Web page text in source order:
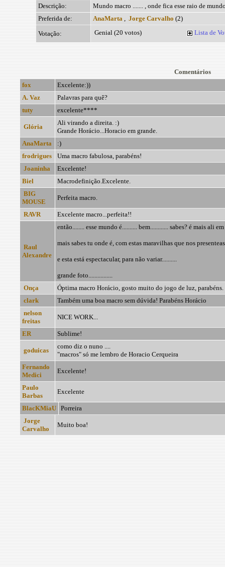
Descrição:
Mundo macro ....... , onde fica esse raio de
Preferida de:
AnaMarta , Jorge Carvalho (2)
Votação:
Genial (20 votos) Lista de
Comentários
fox
Excelente:))
A. Vaz
Palavras para quê?
tuty
excelente****
Glória
Ali virando a direita. :)
Grande Horácio...Horacio em grande.
AnaMarta
:)
frodrigues
Uma macro fabulosa, parabéns!
Joaninha
Excelente!
Biel
Macrodefinição.Excelente.
BIG
MOUSE
Perfeita macro.
RAVR Excelente macro...perfeita!!
Raul
Alexandre
então........ esse mundo é.......... bem............ sabes? é mais ali
mais sabes tu onde é, com estas maravilhas que nos
e esta está espectacular, para não variar..........
grande foto................
Onça
Óptima macro Horácio, gosto muito do jogo de luz, parabéns.
clark
Também uma boa macro sem dúvida! Parabéns Horácio
nelson
freitas
NICE WORK...
ER Sublime!
goduicas
como diz o nuno ....
"macros" só me lembro de Horacio Cerqueira
Fernando
Medici
Excelente!
Paulo
Barbas
Excelente
BlacKMiaU
Porreira
Jorge
Carvalho
Muito boa!